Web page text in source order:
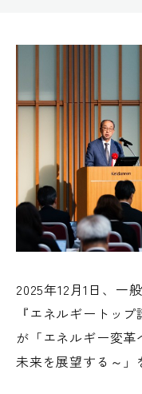
2025年12月1日、一
『エネルギートッ
が「エネルギー変革
未来を展望する～」